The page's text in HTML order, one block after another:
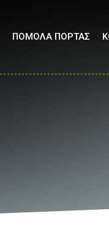
ΠΟΜΟΛΑ ΠΟΡΤΑΣ